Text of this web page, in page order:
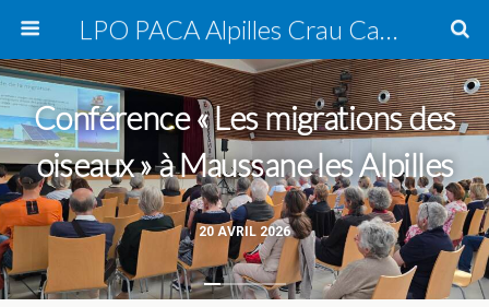
LPO PACA Alpilles Crau Camargue, groupe local
20 AVRIL 2026
Conférence « Les migrations des
oiseaux » à Maussane les Alpilles